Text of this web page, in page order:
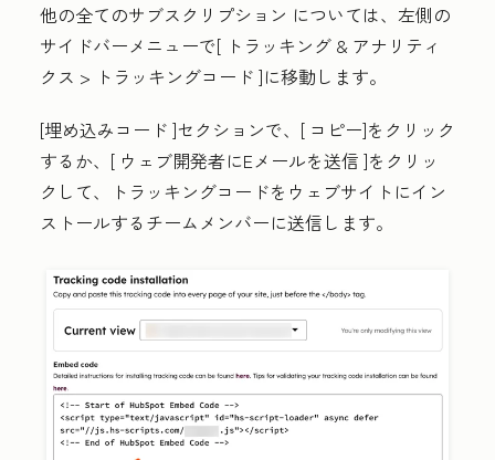
他の全てのサブスクリプション については、左側の
サイドバーメニューで[ トラッキング & アナリティ
クス > トラッキングコード ]に移動します。
[埋め込みコード ]セクションで、[ コピー]をクリック
するか、[ ウェブ開発者にEメールを送信 ]をクリッ
クして、トラッキングコードをウェブサイトにイン
ストールするチームメンバーに送信します。